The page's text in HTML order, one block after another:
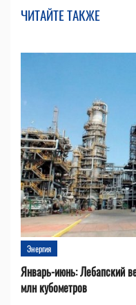
ЧИТАЙТЕ ТАКЖЕ
Энергия
Январь-июнь: Лебапский
млн кубометров